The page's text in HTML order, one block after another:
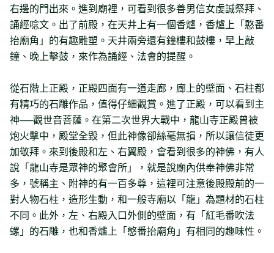
右邊的門出來。進到廟裡，可看到很多善男信女虔誠祭拜、
誦經唸文。出了前殿，在天井上有一個香爐，香爐上「憨番
抬廟角」的有趣雕塑。天井兩旁還有鐘樓和鼓樓，早上敲
鐘、晚上擊鼓，來作為誦經、法會的提醒。
從石階上正殿，正殿四面有一道走廊，廊上的壁面、石柱都
有精巧的石雕作品，值得仔細觀賞。進了正殿，可以看到主
神──觀世音菩薩。在第二次世界大戰中，龍山寺正殿曾被
炮火擊中，殿堂全毀，但此神像卻絲毫無損，所以讓信徒更
加敬拜。來到後殿和左、右翼殿，會看到很多的神佛，有人
說「龍山寺是眾神的聚會所」，就是說廟內供奉神佛非常
多，號稱主、附神的有一百多尊，這裡可注意後殿殿前的一
對人物石柱，造形生動，和一般寺廟以「龍」為題材的石柱
不同。此外，左、右殿入口外側的壁面，有「紅毛番吹法
螺」的石雕，也和香爐上「憨番抬廟角」有相同的趣味性。